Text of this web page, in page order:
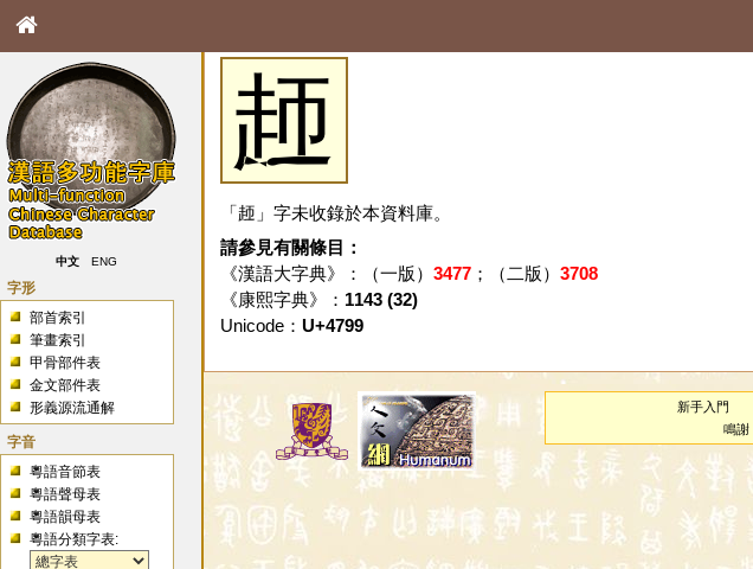
中文 ENG
字形
部首索引
筆畫索引
甲骨部件表
金文部件表
形義源流通解
字音
粵語音節表
粵語聲母表
粵語韻母表
粵語分類字表:
䞙
「䞙」字未收錄於本資料庫。
請參見有關條目：
《漢語大字典》：（一版） 3477；（二版） 3708
《康熙字典》： 1143 (32)
Unicode： U+4799
新手入門
鳴謝